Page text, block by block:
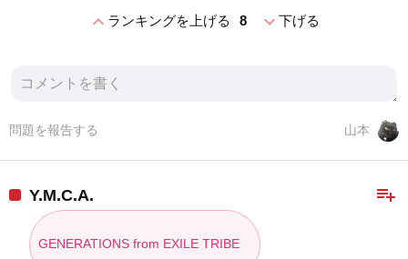
expand_lessランキングを上げる 8 expand_more下げる
山本
問題を報告する
playlist_add
Y.M.C.A.
GENERATIONS from EXILE TRIBE